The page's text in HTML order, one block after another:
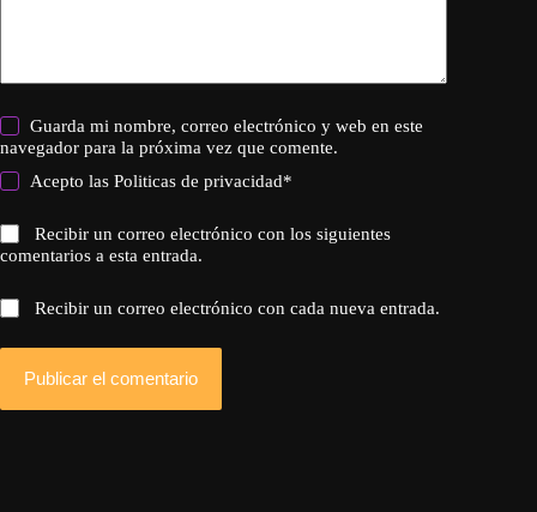
Guarda mi nombre, correo electrónico y web en este
navegador para la próxima vez que comente.
Acepto lasPoliticas de privacidad*
Recibir un correo electrónico con los siguientes
comentarios a esta entrada.
Recibir un correo electrónico con cada nueva entrada.
Publicar el comentario